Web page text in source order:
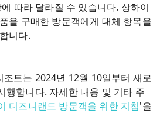
따라 달라질 수 있습니다. 상하이
을 구매한 방문객에게 대체 항목을
니다.
조트는 2024년 12월 10일부터 새로
행합니다. 자세한 내용 및 기타 주
디즈니랜드 방문객을 위한 지침'을